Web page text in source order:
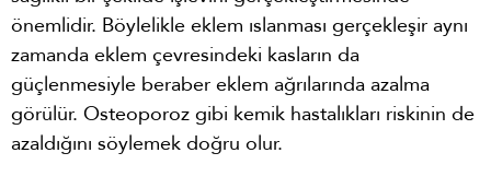
önemlidir. Böylelikle eklem ıslanması gerçekleşir aynı
zamanda eklem çevresindeki kasların da
güçlenmesiyle beraber eklem ağrılarında azalma
görülür. Osteoporoz gibi kemik hastalıkları riskinin de
azaldığını söylemek doğru olur.